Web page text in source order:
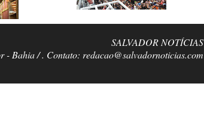
SALVADOR NOTÍCIAS
- Bahia / . Contato: redacao@salvadornoticias.com